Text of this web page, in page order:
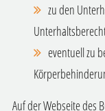
zu den
eventuell zu
Auf der Webseite des